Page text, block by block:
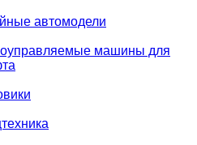
автомодели
машины для